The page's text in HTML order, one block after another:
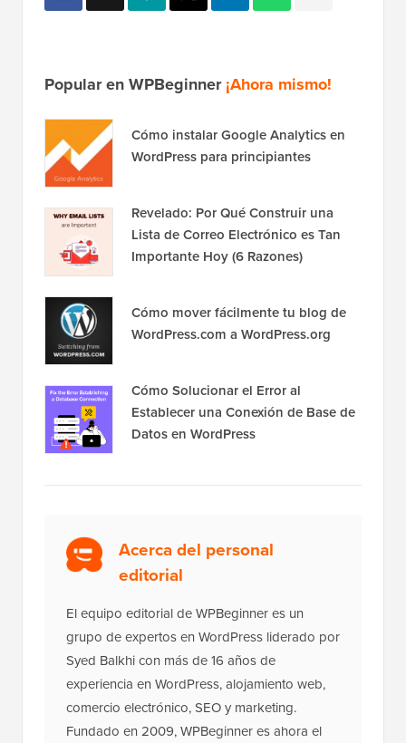
Popular en WPBeginner¡Ahora mismo!
Cómo instalar Google Analytics en
WordPress para principiantes
Revelado: Por Qué Construir una
Lista de Correo Electrónico es Tan
Importante Hoy (6 Razones)
Cómo mover fácilmente tu blog de
WordPress.com a WordPress.org
Cómo Solucionar el Error al
Establecer una Conexión de Base de
Datos en WordPress
Acerca del personal
editorial
El equipo editorial de WPBeginner es un
grupo de expertos en WordPress liderado por
Syed Balkhi con más de 16 años de
experiencia en WordPress, alojamiento web,
comercio electrónico, SEO y marketing.
Fundado en 2009, WPBeginner es ahora el